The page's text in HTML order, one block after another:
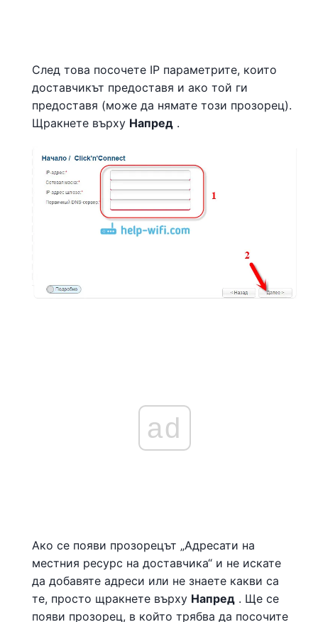
След това посочете IP параметрите, които
доставчикът предоставя и ако той ги
предоставя (може да нямате този прозорец).
Щракнете върху Напред .
ad
Ако се появи прозорецът „Адресати на
местния ресурс на доставчика“ и не искате
да добавяте адреси или не знаете какви са
те, просто щракнете върху Напред . Ще се
появи прозорец, в който трябва да посочите